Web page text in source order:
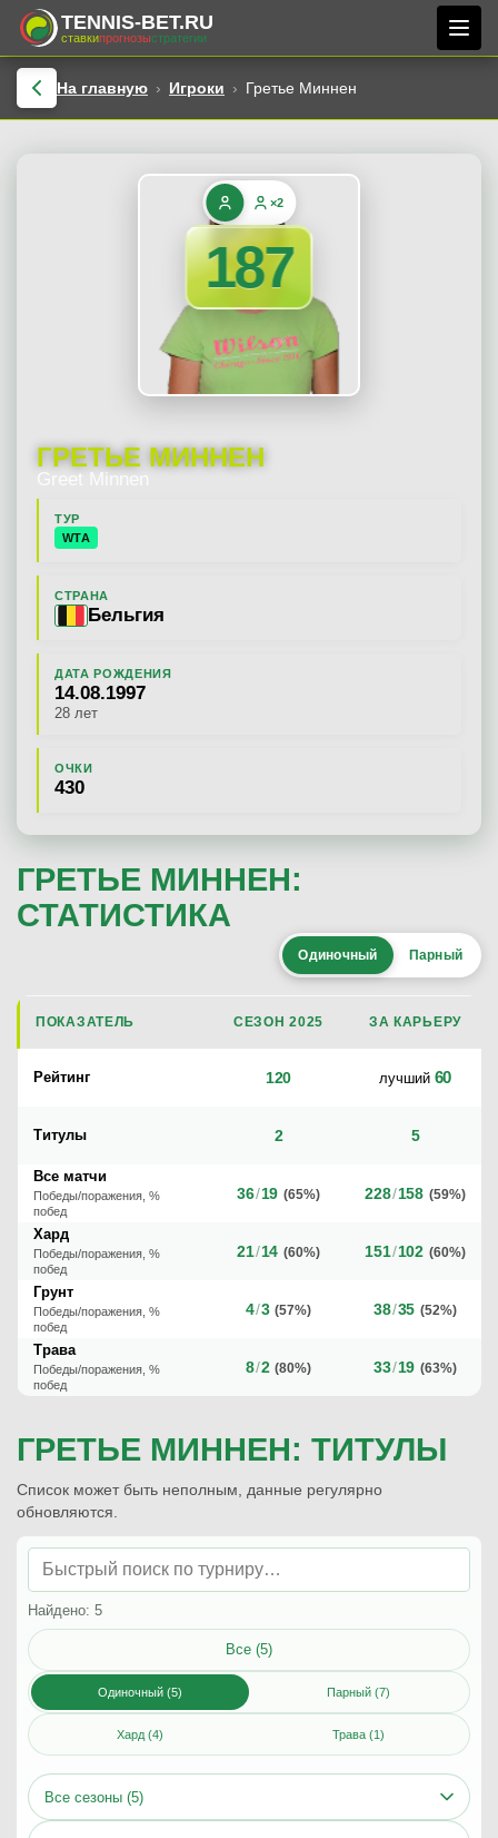
TENNIS-BET.RU
ставкипрогнозыстратегии
На главную Игроки Гретье Миннен
ГРЕТЬЕ МИННЕН
Greet Minnen
ТУР
WTA
СТРАНА
Бельгия
ДАТА РОЖДЕНИЯ
14.08.1997
28 лет
ОЧКИ
430
×2
187
ГРЕТЬЕ МИННЕН:
СТАТИСТИКА
Одиночный Парный
ПОКАЗАТЕЛЬ СЕЗОН 2025 ЗА КАРЬЕРУ
Рейтинг 120 лучший 60
Титулы 2 5
Все матчи
Победы/поражения, %
побед
36/19 (65%) 228/158 (59%)
Хард
Победы/поражения, %
побед
21/14 (60%) 151/102 (60%)
Грунт
Победы/поражения, %
побед
4/3 (57%) 38/35 (52%)
Трава
Победы/поражения, %
побед
8/2 (80%) 33/19 (63%)
ГРЕТЬЕ МИННЕН: ТИТУЛЫ
Список может быть неполным, данные регулярно
обновляются.
Найдено: 5
Все (5)
Одиночный (5) Парный (7)
Хард (4) Трава (1)
Все сезоны (5)